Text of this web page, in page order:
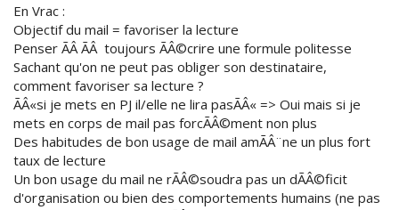
En Vrac :
Objectif du mail = favoriser la lecture
Penser ÃÂ ÃÂ toujours ÃÂ©crire une formule politesse
Sachant qu'on ne peut pas obliger son destinataire,
comment favoriser sa lecture ?
ÃÂ«si je mets en PJ il/elle ne lira pasÃÂ« => Oui mais si je
mets en corps de mail pas forcÃÂ©ment non plus
Des habitudes de bon usage de mail amÃÂ¨ne un plus fort
taux de lecture
Un bon usage du mail ne rÃÂ©soudra pas un dÃÂ©ficit
d'organisation ou bien des comportements humains (ne pas